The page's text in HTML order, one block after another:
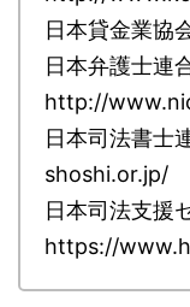
日本貸金業
日本弁護士連
http://
日本司法書
shoshi.or.jp/
日本司法支援
https://